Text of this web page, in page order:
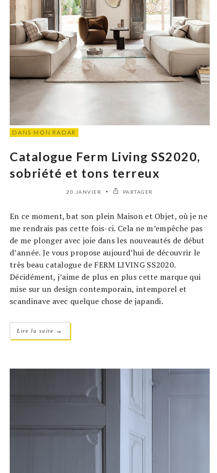
DANS MON RADAR
Catalogue Ferm Living SS2020,
sobriété et tons terreux
20 JANVIER PARTAGER
En ce moment, bat son plein Maison et Objet, où je ne
me rendrais pas cette fois-ci. Cela ne m’empêche pas
de me plonger avec joie dans les nouveautés de début
d’année. Je vous propose aujourd’hui de découvrir le
très beau catalogue de FERM LIVING SS2020.
Décidément, j’aime de plus en plus cette marque qui
mise sur un design contemporain, intemporel et
scandinave avec quelque chose de japandi.
Lire la suite →